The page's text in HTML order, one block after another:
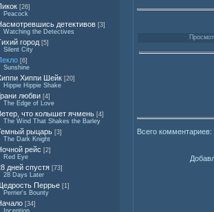
[26]
Peacock
детективов [3]
Watching the Detectives
город [5]
Silent City
[6]
Sunshine
Хиппи Шейк [20]
Hippie Hippie Shake
любви [4]
The Edge of Love
что колышет ячмень [4]
The Wind That Shakes the Barley
рыцарь [3]
The Dark Knight
рейс [2]
Red Eye
дней спустя [73]
28 Days Later
Перрье [1]
Perrier's Bounty
[34]
Inception
Всего комментариев: